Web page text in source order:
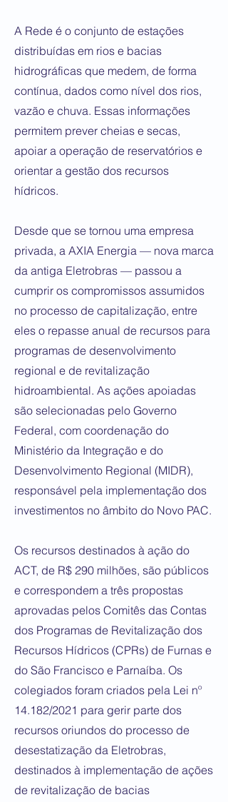
A Rede é o conjunto de estações
distribuídas em rios e bacias
hidrográficas que medem, de forma
contínua, dados como nível dos rios,
vazão e chuva. Essas informações
permitem prever cheias e secas,
apoiar a operação de reservatórios e
orientar a gestão dos recursos
hídricos.
Desde que se tornou uma empresa
privada, a AXIA Energia — nova marca
da antiga Eletrobras — passou a
cumprir os compromissos assumidos
no processo de capitalização, entre
eles o repasse anual de recursos para
programas de desenvolvimento
regional e de revitalização
hidroambiental. As ações apoiadas
são selecionadas pelo Governo
Federal, com coordenação do
Ministério da Integração e do
Desenvolvimento Regional (MIDR),
responsável pela implementação dos
investimentos no âmbito do Novo PAC.
Os recursos destinados à ação do
ACT, de R$ 290 milhões, são públicos
e correspondem a três propostas
aprovadas pelos Comitês das Contas
dos Programas de Revitalização dos
Recursos Hídricos (CPRs) de Furnas e
do São Francisco e Parnaíba. Os
colegiados foram criados pela Lei nº
14.182/2021 para gerir parte dos
recursos oriundos do processo de
desestatização da Eletrobras,
destinados à implementação de ações
de revitalização de bacias